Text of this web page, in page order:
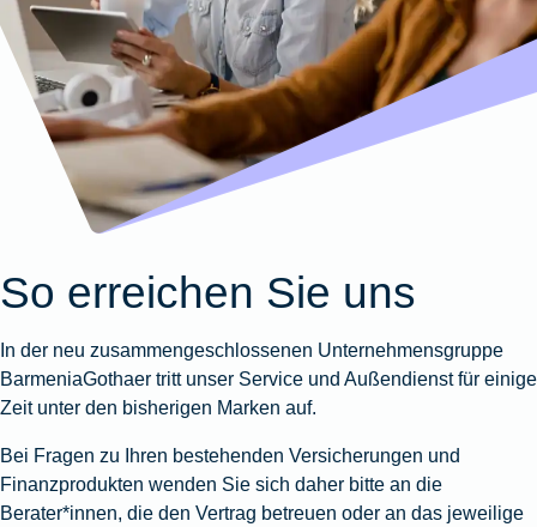
Wohnungsschutzbrief
Zur
Produktübersicht
Gewässerschadenhaftpflicht
Zur
Produktübersicht
Zur
Produktübersicht
Reisehaftpflichtversicherung
Reiserücktrittsversicherung
Zur
Produktübersicht
Zur
Produktübersicht
Zur
Produktübersicht
Zur
Produktübersicht
Montageversicherung
Zur
Produktübersicht
Gruppenunfall für
Betriebe
Gruppenunfall für
Vereine
Produktübersicht
Kunstversicherung
Ausstellungsversicherung
Valorenversicherung
Oldtimersammlungsversicherung
Zur
So erreichen Sie uns
In der neu zusammengeschlossenen Unternehmensgruppe
BarmeniaGothaer tritt unser Service und Außendienst für einige
Zeit unter den bisherigen Marken auf.
Bei Fragen zu Ihren bestehenden Versicherungen und
Finanzprodukten wenden Sie sich daher bitte an die
Berater*innen, die den Vertrag betreuen oder an das jeweilige